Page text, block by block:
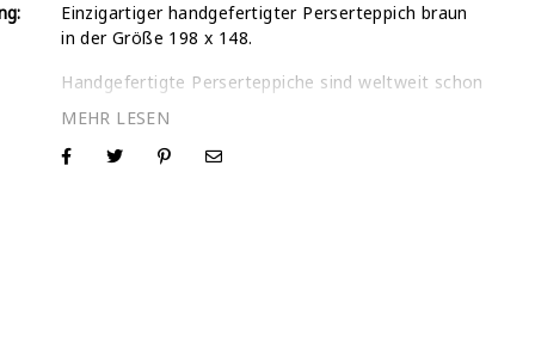
Einzigartiger handgefertigter Perserteppich braun
in der Größe 198 x 148.
Handgefertigte Perserteppiche sind weltweit schon
immer als diejenigen mit der besten Qualität
bekannt. Unser Sortiment aus sorgfältig
ausgewählten Einzelstücken werden nach